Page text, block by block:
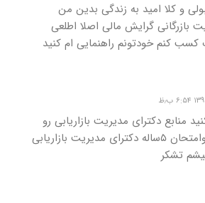
و کلا امید به زندگی بدین من
بازرگانی گرایش مالی اصلا اطلعی
کسب کنم خودتونم راهنمایی ام کنید
منابع دکترای مدیریت بازاریابی رو
برای من میل کنید وامتحان ۵ساله دکترای مدیریت بازاریابی
تشکر